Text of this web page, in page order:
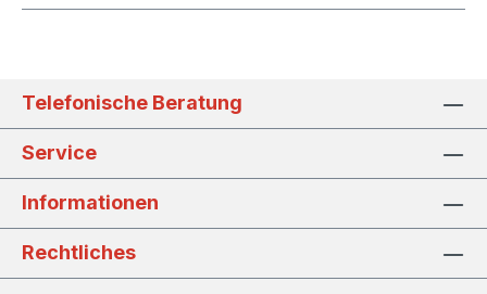
Telefonische Beratung
Service
Informationen
Rechtliches